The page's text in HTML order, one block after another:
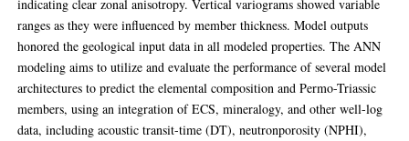
indicating clear zonal anisotropy. Vertical variograms showed variable
ranges as they were influenced by member thickness. Model outputs
honored the geological input data in all modeled properties. The ANN
modeling aims to utilize and evaluate the performance of several model
architectures to predict the elemental composition and Permo-Triassic
members, using an integration of ECS, mineralogy, and other well-log
data, including acoustic transit-time (DT), neutronporosity (NPHI),